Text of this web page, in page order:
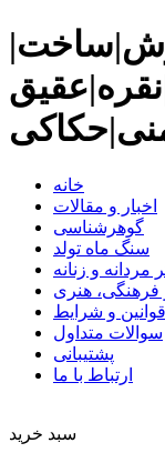
خانه
اخبار و مقالات
گوهرشناسی
سنگ ماه تولد
مردانه و زنانه
فرهنگی، هنری
قوانین و شرایط
سوالات متداول
پشتیبانی
ارتباط با ما
سبد خريد